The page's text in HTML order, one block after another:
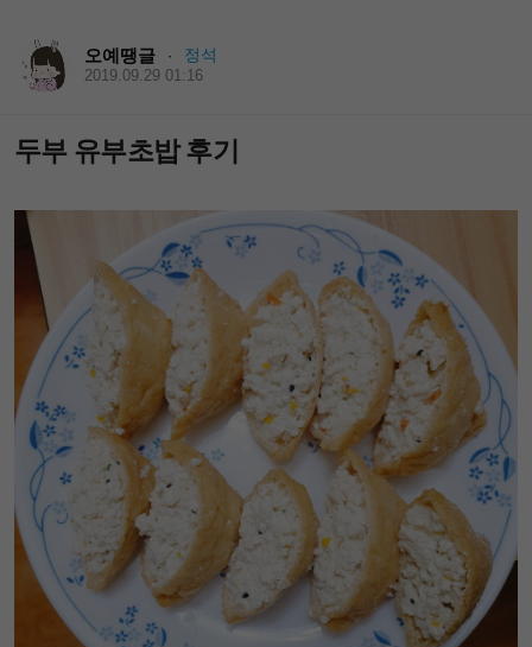
오예땡글 · 정석
2019.09.29 01:16
두부 유부초밥 후기